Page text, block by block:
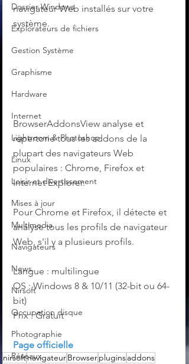
Dossier Windows
Explorateurs de fichiers
Gestion Système
Graphisme
Hardware
Internet
Lightroom & Photoshop
Linux
Loisir et divertissement
Mises à jour
Multimedia
Navigateurs
News
Nirsoft
Occupation disque
Photographie
Réseaux
navigateur Web installés sur votre
système.
BrowserAddonsView analyse et
répertorie tous les addons de la
plupart des navigateurs Web
populaires : Chrome, Firefox et
Internet Explorer.
Pour Chrome et Firefox, il détecte et
analyse tous les profils de navigateur
Web, s'il y a plusieurs profils.
Langue : multilingue
OS : Windows 8 & 10/11 (32-bit ou 64-
bit)
Prix : Gratuit
Page officielle
nirsoftnavigateurBrowserpluginsaddons